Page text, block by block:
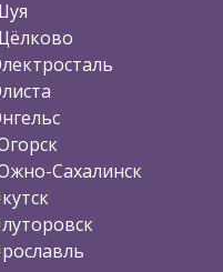
Сахалинск